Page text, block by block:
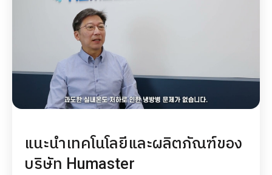
แนะนำเทคโนโลยีและผลิตภัณฑ์ของ
บริษัท Humaster